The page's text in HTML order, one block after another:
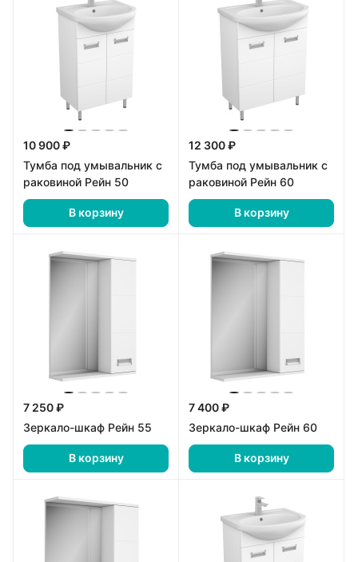
10 900 ₽
Тумба под умывальник с
раковиной Рейн 50
В корзину
12 300 ₽
Тумба под умывальник с
раковиной Рейн 60
В корзину
7 250 ₽
Зеркало-шкаф Рейн 55
В корзину
7 400 ₽
Зеркало-шкаф Рейн 60
В корзину